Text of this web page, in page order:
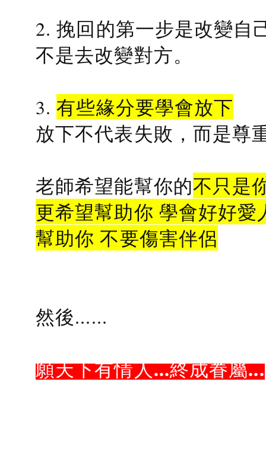
2. 挽回的第一步是改變自
不是去改變對方。
3.有些緣分要學會放下
放下不代表失敗，而是尊
老師希望能幫你的不只是
更希望幫助你 學會好好愛
幫助你 不要傷害伴侶
然後......
願天下有情人...終成眷屬...